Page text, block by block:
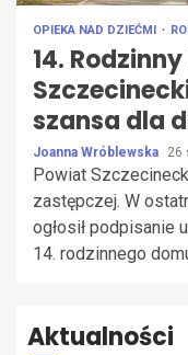
OPIEKA NAD DZIEĆMI
14.
szansa dla
Joanna Wróblewska 26
Powiat
zastępczej. W
ogłosił podpisanie
14. rodzinnego
Aktualności